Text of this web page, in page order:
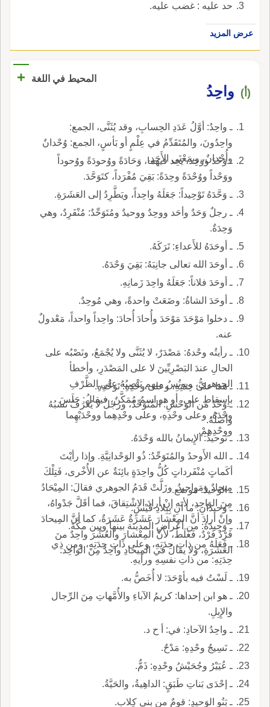
حد عليه : غضب عليه.
عرض المزيد
المحيط في اللغة +
(أ) واحِدُ
ـ واحِدُ: أوَّلُ عَدَدِ الحِسابِ، وقد يُثَنَّى، الجمع:
واحِدُونَ، والمُتَقَدِّمُ في عِلْمٍ أو بَأسٍ، الجمع: وُحْدانٌ
وأُحْدانٌ، وبمَعْنَى الأَحَدِ.
ـ وَحُدَ ووَحِدَ، يَحِد فيهما، وَحَادَةً ووُحودَةً ووُحوداً
ووَحْداً ووُحْدَةً وحِدَةً: بَقِيَ مُفْرَداً، كتَوَحَّدَ.
ـ وَحَّدَهُ تَوْحِيداً: جَعَلَهُ واحِداً، ويَطَّرِدُ إلى العَشَرَةِ.
ـ رجلٌ وَحَدٌ وأحَد ووحِدٌ ووحيدٌ ومُتَوَحِّدٌ: مُنْفَرِدٌ، وهي
وَحِدَةٌ.
ـ أوحَدَهُ للأَعداءِ: تَرَكَهُ.
ـ أوحَدَ الله تعالى جانِبَهُ: بَقِيَ وَحْدَهُ.
ـ أوحَدَ فلاناً: جَعَلَهُ واحِدَ زَمانِهِ.
ـ أوحَدَ الشاةُ: وضَعَتْ واحدةً، وهي مُوحِدٌ.
ـ دخلوا مَوْحَدَ مَوْحَدَ وأُحادَ أُحادَ: واحِداً واحداً، مَعْدولٌ
عنه.
ـ رأيتُه وحْدهُ: مَصْدَرٌ، لا يُثَنَّى ولا يُجْمَعُ، ونَصْبُه على
الحالِ عندَ البَصْرِيِّينَ لا على المَصْدَرِ، وأخطأ
الجوهريُّ، ويونُسُ منهم يَنْصِبُهُ على الظَّرْفِ
بإِسقاطِ على، أو هو اسمٌ مُمَكَّنٌ، فيقالُ: جَلَسَ
وحْدَهُ، وعلى وحْدِهِ، وعلى وحْدِهِما ووحْدَيْهِما
ووحْدِهِمْ.
ـ هذا على حِدَتِهِ، وعلى وحْدِهِ: تَوَحُّدِهِ.
ـ وَحْدُ من الوَحْشِ: المُتَوَحِّدُ، ورجلٌ لا يُعْرَفُ نَسَبُهُ
وأصلُهُ.
ـ توحيدُ: الإِيمانُ بالله وَحْدَهُ.
ـ الله الأَوحدُ والمُتَوَحِّدُ: ذُو الوَحْدانِيَّةِ. وإذا رأيْتَ
أكَماتٍ مُنْفَرداتٍ كُلُّ واحِدَةٍ بائِنَةٌ عن الأُخْرى، فَتِلْكَ
مِيحادٌ ومَواحيدُ. وزَلَّتْ قَدَمُ الجوهري فقالَ: المِيْحَادُ
مِنَ الوَاحِدِ، لأنه إنْ أرادَ الاِشْتِقاقَ، فما أقَلَّ جَدْواهُ،
وإنْ أرادَ أنَّ المِعْشارَ عَشَرَةٌ عَشَرَةٌ، كما أنَّ المِيحادَ
فَرْدٌ فَرْدٌ، فَغَلَطٌ، لأَنَّ المِعْشارَ والعُشْرَ واحِدٌ منَ
العَشَرَةِ، ولا يقالُ في المِيحادِ واحِدٌ مِنَ الواحِد.
ـ الوَحيدُ: موضع.
ـ وَحيدانِ: ما آنِ بِبِلادِ قَيْسٍ.
ـ وَحِيدَةُ: من أعْراضِ المدينة بينها وبين مكَّةَ.
ـ فَعَلَهُ من ذاتِ حِدَتِهِ، وعلى ذَاتِ حِدَتِهِ، ومن ذِي
حِدَتِهِ: من ذاتِ نفسِهِ ورأيهِ.
ـ لَسْتُ فيه بأوْحَدَ: لا أُخَصُّ به.
ـ هو ابن إحداها: كريمُ الآباءِ والأُمَّهاتِ مِنَ الرِّجال
والإِبِلِ.
ـ واحِدُ الآحادِ: في: أ ح د.
ـ نَسِيجُ وحْدِهِ: مَدْحٌ.
ـ عُيَيْرُ وجُحَيْشُ وحْدِهِ: ذَمٌّ.
ـ إحْدَى بَناتِ طَبَقٍ: الداهِيةُ، والحَيَّةُ.
ـ بَنُو الوَحيدِ: قومٌ من بني كِلابٍ.